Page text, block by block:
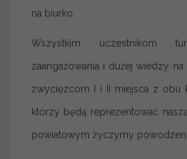
na biurko.
Wszystkim uczestnikom
zaangażowania i dużej wiedzy na
zwycięzcom I i II miejsca z obu
którzy będą reprezentować
powiatowym życzymy